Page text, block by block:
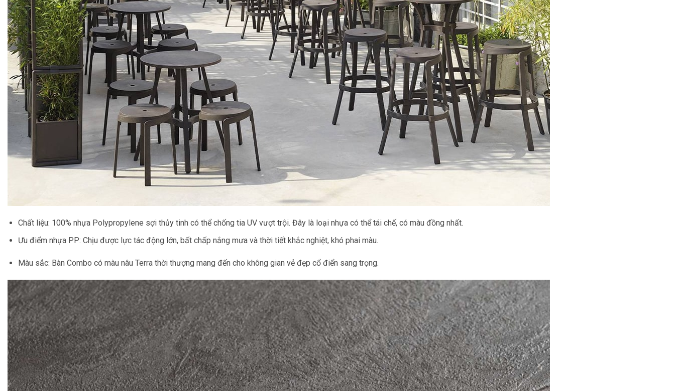
Chất liệu: 100% nhựa Polypropylene sợi thủy tinh có thể chống tia UV vượt trội. Đây là loại nhựa có thể tái chế, có màu đồng nhất.
Ưu điểm nhựa PP: Chịu được lực tác động lớn, bất chấp nắng mưa và thời tiết khắc nghiệt, khó phai màu.
Màu sắc: Bàn Combo có màu nâu Terra thời thượng mang đến cho không gian vẻ đẹp cổ điển sang trọng.